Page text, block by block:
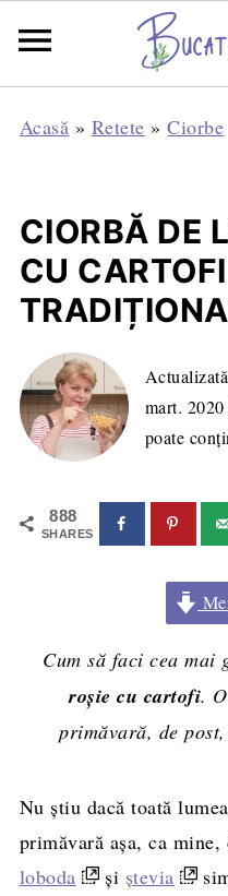
Acasă » Retete »Ciorbe
CIORBĂ DE
CU
mart. 2020
poate
888
SHARES
Cum să faci cea mai
roșie cu cartofi.
primăvară, de
Nu știu dacă toată
primăvară așa, ca mine,
loboda
și ștevia